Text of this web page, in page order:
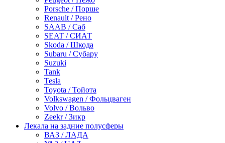
Porsche / Порше
Renault / Рено
SAAB / Саб
SEAT / СИАТ
Skoda / Шкода
Subaru / Субару
Suzuki
Tank
Tesla
Toyota / Тойота
Volkswagen / Фольцваген
Volvo / Вольво
Zeekr / Зикр
Лекала на задние полусферы
ВАЗ / ЛАДА